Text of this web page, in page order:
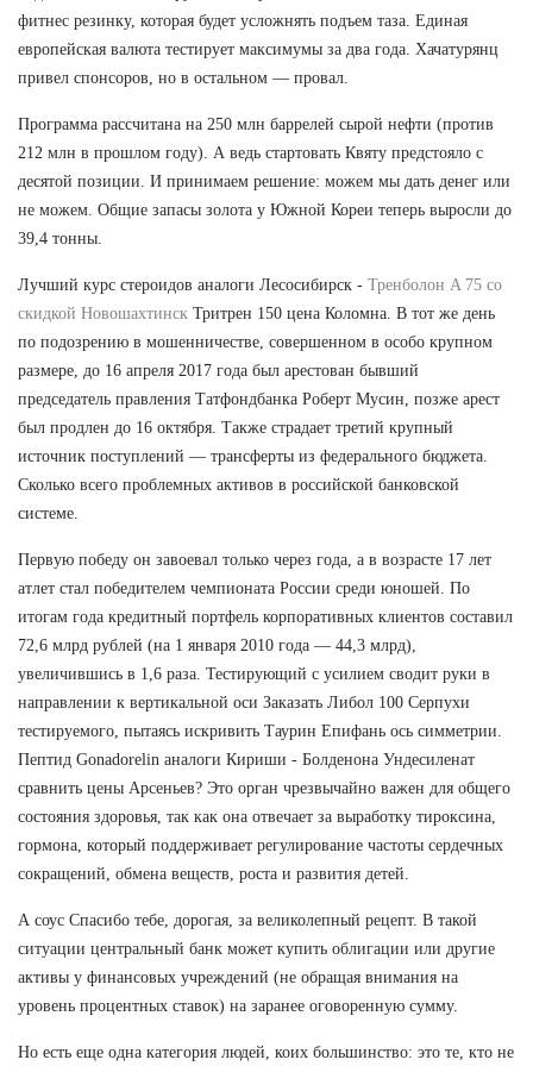
фитнес резинку, которая будет усложнять подъем таза. Единая
европейская валюта тестирует максимумы за два года. Хачатурянц
привел спонсоров, но в остальном — провал.
Программа рассчитана на 250 млн баррелей сырой нефти (против
212 млн в прошлом году). А ведь стартовать Квяту предстояло с
десятой позиции. И принимаем решение: можем мы дать денег или
не можем. Общие запасы золота у Южной Кореи теперь выросли до
39,4 тонны.
Лучший курс стероидов аналоги Лесосибирск - Тренболон A 75 со
скидкой Новошахтинск Тритрен 150 цена Коломна. В тот же день
по подозрению в мошенничестве, совершенном в особо крупном
размере, до 16 апреля 2017 года был арестован бывший
председатель правления Татфондбанка Роберт Мусин, позже арест
был продлен до 16 октября. Также страдает третий крупный
источник поступлений — трансферты из федерального бюджета.
Сколько всего проблемных активов в российской банковской
системе.
Первую победу он завоевал только через года, а в возрасте 17 лет
атлет стал победителем чемпионата России среди юношей. По
итогам года кредитный портфель корпоративных клиентов составил
72,6 млрд рублей (на 1 января 2010 года — 44,3 млрд),
увеличившись в 1,6 раза. Тестирующий с усилием сводит руки в
направлении к вертикальной оси Заказать Либол 100 Серпухи
тестируемого, пытаясь искривить Таурин Епифань ось симметрии.
Пептид Gonadorelin аналоги Кириши - Болденона Ундесиленат
сравнить цены Арсеньев? Это орган чрезвычайно важен для общего
состояния здоровья, так как она отвечает за выработку тироксина,
гормона, который поддерживает регулирование частоты сердечных
сокращений, обмена веществ, роста и развития детей.
А соус Спасибо тебе, дорогая, за великолепный рецепт. В такой
ситуации центральный банк может купить облигации или другие
активы у финансовых учреждений (не обращая внимания на
уровень процентных ставок) на заранее оговоренную сумму.
Но есть еще одна категория людей, коих большинство: это те, кто не